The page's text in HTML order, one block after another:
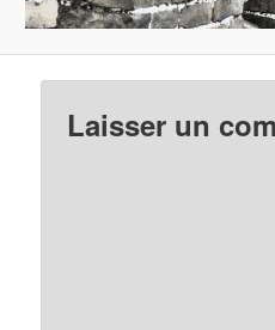
Laisser un